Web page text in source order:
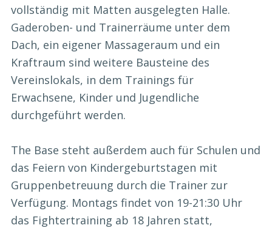
vollständig mit Matten ausgelegten Halle.
Gaderoben- und Trainerräume unter dem
Dach, ein eigener Massageraum und ein
Kraftraum sind weitere Bausteine des
Vereinslokals, in dem Trainings für
Erwachsene, Kinder und Jugendliche
durchgeführt werden.
The Base steht außerdem auch für Schulen und
das Feiern von Kindergeburtstagen mit
Gruppenbetreuung durch die Trainer zur
Verfügung. Montags findet von 19-21:30 Uhr
das Fightertraining ab 18 Jahren statt,